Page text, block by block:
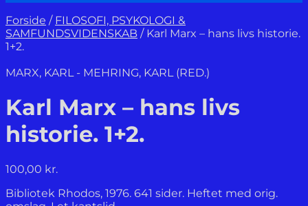
Forside / FILOSOFI, PSYKOLOGI &
SAMFUNDSVIDENSKAB / Karl Marx – hans livs historie.
1+2.
MARX, KARL - MEHRING, KARL (RED.)
Karl Marx – hans livs
historie. 1+2.
100,00 kr.
Bibliotek Rhodos, 1976. 641 sider. Heftet med orig.